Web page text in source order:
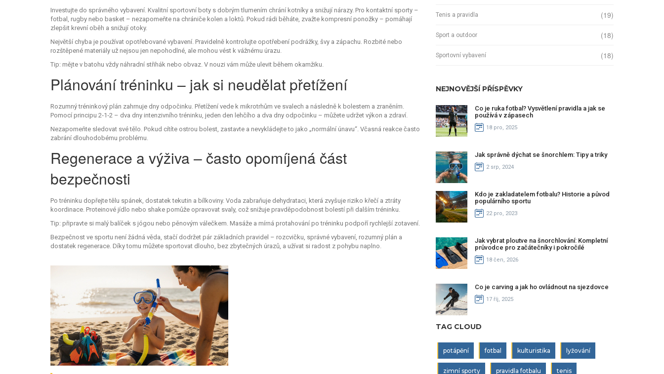
Investujte do správného vybavení. Kvalitní sportovní boty s dobrým tlumením chrání kotníky a snižují nárazy. Pro kontaktní sporty –
fotbal, rugby nebo basket – nezapomeňte na chrániče kolen a loktů. Pokud rádi běháte, zvažte kompresní ponožky – pomáhají
zlepšit krevní oběh a snižují otoky.
Největší chyba je používat opotřebované vybavení. Pravidelně kontrolujte opotřebení podrážky, švy a zápachu. Rozbité nebo
rozštěpené materiály už nejsou jen nepohodlné, ale mohou vést k vážnému úrazu.
Tip: mějte v batohu vždy náhradní střihák nebo obvaz. V nouzi vám může ulevit během okamžiku.
Plánování tréninku – jak si neudělat přetížení
Rozumný tréninkový plán zahrnuje dny odpočinku. Přetížení vede k mikrotrhům ve svalech a následně k bolestem a zraněním.
Pomocí principu 2‑1‑2 – dva dny intenzivního tréninku, jeden den lehčího a dva dny odpočinku – můžete udržet výkon a zdraví.
Nezapomeňte sledovat své tělo. Pokud cítíte ostrou bolest, zastavte a nevykládejte to jako „normální únavu“. Včasná reakce často
zabrání dlouhodobému problému.
Regenerace a výživa – často opomíjená část
bezpečnosti
Po tréninku dopřejte tělu spánek, dostatek tekutin a bílkoviny. Voda zabraňuje dehydrataci, která zvyšuje riziko křečí a ztráty
koordinace. Proteinové jídlo nebo shake pomůže opravovat svaly, což snižuje pravděpodobnost bolestí při dalším tréninku.
Tip: připravte si malý balíček s jógou nebo pěnovým válečkem. Masáže a mírná protahování po tréninku podpoří rychlejší zotavení.
Bezpečnost ve sportu není žádná věda, stačí dodržet pár základních pravidel – rozcvičku, správné vybavení, rozumný plán a
dostatek regenerace. Díky tomu můžete sportovat dlouho, bez zbytečných úrazů, a užívat si radost z pohybu naplno.
Tenis a pravidla (19)
Sport a outdoor (18)
Sportovní vybavení (18)
NEJNOVĚJŠÍ PŘÍSPĚVKY
Co je ruka fotbal? Vysvětlení pravidla a jak se
používá v zápasech
18 pro, 2025
Jak správně dýchat se šnorchlem: Tipy a triky
2 srp, 2024
Kdo je zakladatelem fotbalu? Historie a původ
populárního sportu
22 pro, 2023
Jak vybrat ploutve na šnorchlování: Kompletní
průvodce pro začátečníky i pokročilé
18 čen, 2026
Co je carving a jak ho ovládnout na sjezdovce
17 říj, 2025
TAG CLOUD
potápění fotbal kulturistika lyžování
zimní sporty pravidla fotbalu tenis